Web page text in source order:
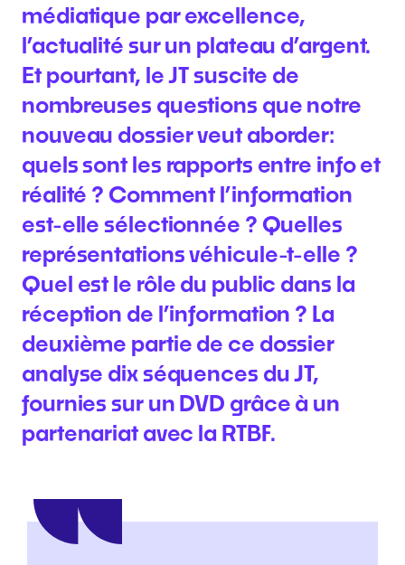
médiatique par excellence,
l’actualité sur un plateau d’argent.
Et pourtant, le JT suscite de
nombreuses questions que notre
nouveau dossier veut aborder:
quels sont les rapports entre info et
réalité ? Comment l’information
est-elle sélectionnée ? Quelles
représentations véhicule-t-elle ?
Quel est le rôle du public dans la
réception de l’information ? La
deuxième partie de ce dossier
analyse dix séquences du JT,
fournies sur un DVD grâce à un
partenariat avec la RTBF.